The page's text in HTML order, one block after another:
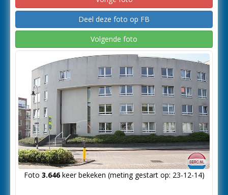
Deel deze foto op FB
Volgende foto
Foto 3.646keer bekeken (meting gestart op: 23-12-14)